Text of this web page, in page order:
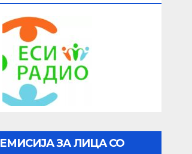
ЕМИСИЈА ЗА ЛИЦА СО